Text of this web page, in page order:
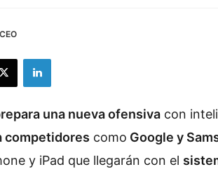
una nueva ofensiva con
competidores como Google y
y iPad que llegarán con el